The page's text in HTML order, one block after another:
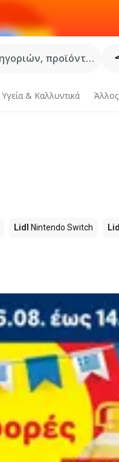
προϊόντων...
Υγεία & Καλλυντικά Άλλος
Lidl Nintendo Switch Lidl